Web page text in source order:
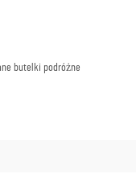
butelki podróżne